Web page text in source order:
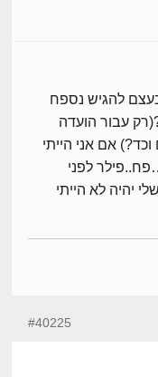
להגיש נספח
עבור הועדה
אם אני הייתי
לפני
יהיה לא הייתי
#40225